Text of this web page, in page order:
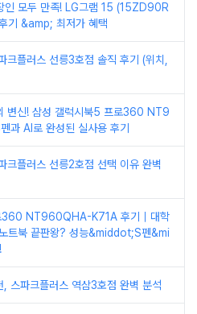
인 모두 만족! LG그램 15 (15ZD90R
기 &amp; 최저가 혜택
크플러스 선릉3호점 솔직 후기 (위치,
변신! 삼성 갤럭시북5 프로360 NT9
AI로 완성된 실사용 후기
크플러스 선릉2호점 선택 이유 완벽
360 NT960QHA-K71A 후기｜대학
트북 끝판왕? 성능&middot;S펜&mi
, 스파크플러스 역삼3호점 완벽 분석